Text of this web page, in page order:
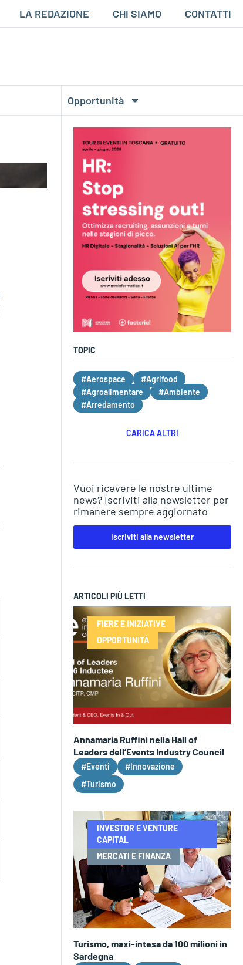
LA REDAZIONE CHI SIAMO CONTATTI
Opportunità
TOPIC
#Aerospace
#Agrifood
#Agroalimentare
#Ambiente
#Arredamento
CARICA ALTRI
Vuoi ricevere le nostre ultime
news? Iscriviti alla newsletter per
rimanere sempre aggiornato
Iscriviti alla newsletter
ARTICOLI PIÙ LETTI
FIERE E INIZIATIVE
OPPORTUNITÀ
Annamaria Ruffini nella Hall of
Leaders dell’Events Industry Council
#Eventi
#Innovazione
#Turismo
INVESTOR E VENTURE
CAPITAL
MERCATI E FINANZA
Turismo, maxi-intesa da 100 milioni in
Sardegna